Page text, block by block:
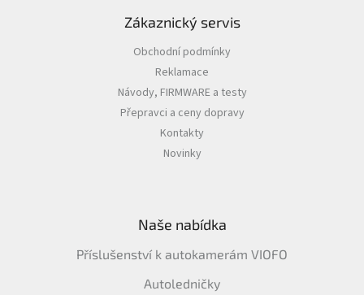
u
Zákaznický servis
Obchodní podmínky
Reklamace
Návody, FIRMWARE a testy
Přepravci a ceny dopravy
Kontakty
Novinky
Naše nabídka
Příslušenství k autokamerám VIOFO
Autoledničky